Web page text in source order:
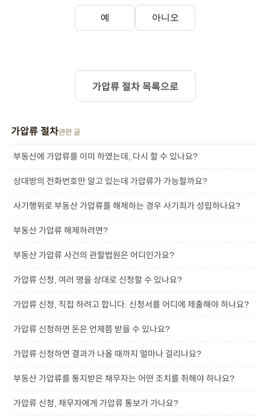
예 아니오
가압류 절차 목록으로
가압류 절차관련 글
부동산에 가압류를 이미 하였는데, 다시 할 수 있나요?
상대방의 전화번호만 알고 있는데 가압류가 가능할까요?
사기행위로 부동산 가압류를 해제하는 경우 사기죄가 성립하나요?
부동산 가압류 해제하려면?
부동산 가압류 사건의 관할법원은 어디인가요?
가압류 신청, 여러 명을 상대로 신청할 수 있나요?
가압류 신청, 직접 하려고 합니다. 신청서를 어디에 제출해야 하나요?
가압류 신청하면 돈은 언제쯤 받을 수 있나요?
가압류 신청하면 결과가 나올 때까지 얼마나 걸리나요?
부동산 가압류를 통지받은 채무자는 어떤 조치를 취해야 하나요?
가압류 신청, 채무자에게 가압류 통보가 가나요?